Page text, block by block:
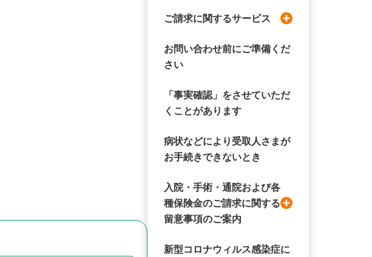
ご請求に関するサービス
お問い合わせ前にご準備くだ
さい
「事実確認」をさせていただ
くことがあります
病状などにより受取人さまが
お手続きできないとき
入院・手術・通院および各
種保険金のご請求に関する
留意事項のご案内
新型コロナウィルス感染症に